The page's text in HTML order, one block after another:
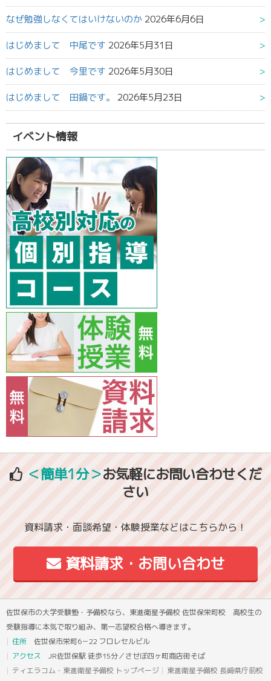
なぜ勉強しなくてはいけないのか 2026年6月6日
はじめまして 中尾です 2026年5月31日
はじめまして 今里です 2026年5月30日
はじめまして 田鍋です。 2026年5月23日
イベント情報
＜簡単1分＞お気軽にお問い合わせくだ
さい
資料請求・面談希望・体験授業などはこちらから！
資料請求・お問い合わせ
佐世保市の大学受験塾・予備校なら、東進衛星予備校 佐世保栄町校 高校生の
受験指導に本気で取り組み、第一志望校合格へ導きます。
住所 佐世保市栄町6－22 フロレセルビル
アクセス JR佐世保駅 徒歩15分／させぼ四ヶ町商店街そば
ティエラコム・東進衛星予備校 トップページ
東進衛星予備校 長崎県庁前校